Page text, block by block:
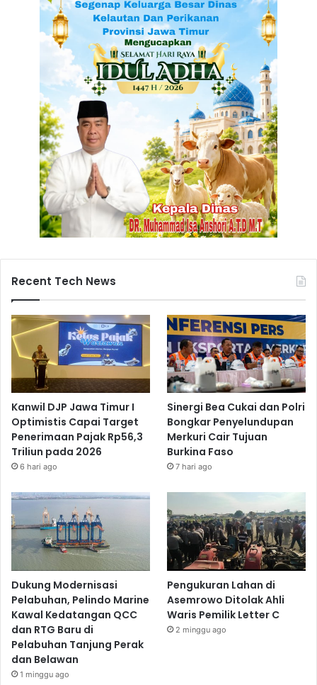
Recent Tech News
Kanwil DJP Jawa Timur I
Optimistis Capai Target
Penerimaan Pajak Rp56,3
Triliun pada 2026
6 hari ago
Sinergi Bea Cukai dan Polri
Bongkar Penyelundupan
Merkuri Cair Tujuan
Burkina Faso
7 hari ago
Dukung Modernisasi
Pelabuhan, Pelindo Marine
Kawal Kedatangan QCC
dan RTG Baru di
Pelabuhan Tanjung Perak
dan Belawan
1 minggu ago
Pengukuran Lahan di
Asemrowo Ditolak Ahli
Waris Pemilik Letter C
2 minggu ago